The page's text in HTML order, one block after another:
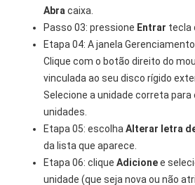
Abra caixa.
Passo 03: pressione Entrar tecla
Etapa 04: A janela
Clique com o botão direito do
vinculada ao seu disco rígido
Selecione a unidade correta
unidades.
Etapa 05: escolhaAlterar letra
da lista que aparece.
Etapa 06: cliqueAdicionee
unidade (que seja nova ou não